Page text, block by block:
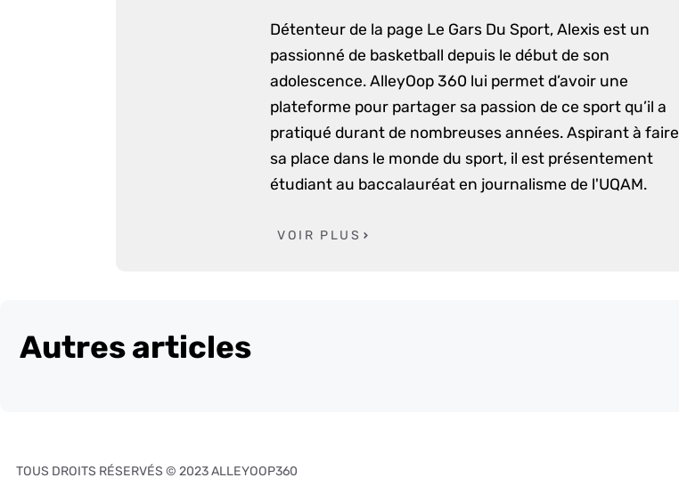
Détenteur de la page Le Gars Du Sport, Alexis est un
passionné de basketball depuis le début de son
adolescence. AlleyOop 360 lui permet d’avoir une
plateforme pour partager sa passion de ce sport qu’il a
pratiqué durant de nombreuses années. Aspirant à faire
sa place dans le monde du sport, il est présentement
étudiant au baccalauréat en journalisme de l'UQAM.
VOIR PLUS
Autres articles
TOUS DROITS RÉSERVÉS © 2023 ALLEYOOP360